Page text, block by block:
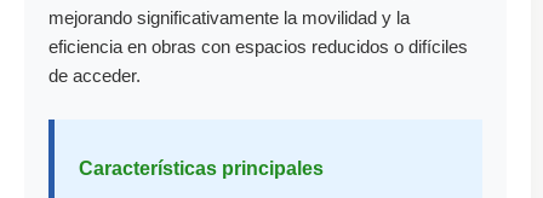
mejorando significativamente la movilidad y la
eficiencia en obras con espacios reducidos o difíciles
de acceder.
Características principales